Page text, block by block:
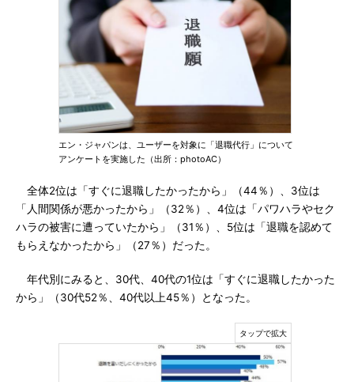
エン・ジャパンは、ユーザーを対象に「退職代行」について
アンケートを実施した（出所：photoAC）
全体2位は「すぐに退職したかったから」（44％）、3位は
「人間関係が悪かったから」（32％）、4位は「パワハラやセク
ハラの被害に遭っていたから」（31％）、5位は「退職を認めて
もらえなかったから」（27％）だった。
年代別にみると、30代、40代の1位は「すぐに退職したかった
から」（30代52％、40代以上45％）となった。